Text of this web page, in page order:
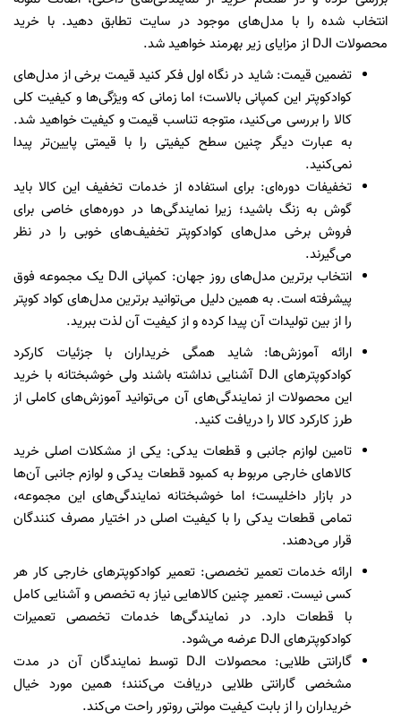
انتخاب شده را با مدل‌های موجود در سایت تطابق دهید. با خرید
محصولات DJI از مزایای زیر بهرمند خواهید شد.
تضمین قیمت: شاید در نگاه اول فکر کنید قیمت برخی از مدل‌های
کوادکوپتر این کمپانی بالاست؛ اما زمانی که ویژگی‌ها و کیفیت کلی
کالا را بررسی می‌کنید، متوجه تناسب قیمت و کیفیت خواهید شد.
به عبارت دیگر چنین سطح کیفیتی را با قیمتی پایین‌تر پیدا
نمی‌کنید.
تخفیفات دوره‌ای: برای استفاده از خدمات تخفیف این کالا باید
گوش به زنگ باشید؛ زیرا نمایندگی‌ها در دوره‌های خاصی برای
فروش برخی مدل‌های کوادکوپتر تخفیف‌های خوبی را در نظر
می‌گیرند.
انتخاب برترین مدل‌های روز جهان: کمپانی DJI یک مجموعه فوق
پیشرفته است. به همین دلیل می‌توانید برترین مدل‌های کواد کوپتر
را از بین تولیدات آن پیدا کرده و از کیفیت آن لذت ببرید.
ارائه آموزش‌ها: شاید همگی خریداران با جزئیات کارکرد
کوادکوپتر‌های DJI آشنایی نداشته باشند ولی خوشبختانه با خرید
این محصولات از نمایندگی‌های آن می‌توانید آموزش‌های کاملی از
طرز کارکرد کالا را دریافت کنید.
تامین لوازم جانبی و قطعات یدکی: یکی از مشکلات اصلی خرید
کالاهای خارجی مربوط به کمبود قطعات یدکی و لوازم جانبی آن‌ها
در بازار داخلیست؛ اما خوشبختانه نمایندگی‌های این مجموعه،
تمامی قطعات یدکی را با کیفیت اصلی در اختیار مصرف کنندگان
قرار می‌دهند.
ارائه خدمات تعمیر تخصصی: تعمیر کوادکوپتر‌های خارجی کار هر
کسی نیست. تعمیر چنین کالاهایی نیاز به تخصص و آشنایی کامل
با قطعات دارد. در نمایندگی‌ها خدمات تخصصی تعمیرات
کوادکوپتر‌های DJI عرضه می‌شود.
گارانتی طلایی: محصولات DJI‌ توسط نمایندگان آن در مدت
مشخصی گارانتی طلایی دریافت می‌کنند؛ همین مورد خیال
خریداران را از بابت کیفیت مولتی روتور راحت می‌کند.